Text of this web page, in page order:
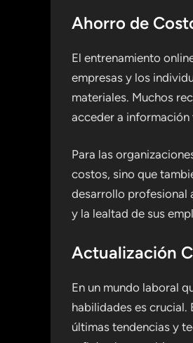
Ahorro de
El entrenamiento
empresas y los
materiales. Muchos
acceder a
Para las
costos, sino que
desarrollo profesional
y la lealtad de sus
Actualización
En un mundo laboral
habilidades es crucial.
últimas tendencias y